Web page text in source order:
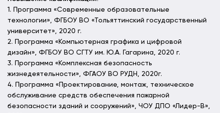
1. Программа «Современные образовательные
технологии», ФГБОУ ВО «Тольяттинский государственный
университет», 2020 г.
2. Программа «Компьютерная графика и цифровой
дизайн», ФГБОУ ВО СГТУ им. Ю.А. Гагарина, 2020 г.
3. Программа «Комплексная безопасность
жизнедеятельности», ФГАОУ ВО РУДН, 2020г.
4. Программа «Проектирование, монтаж, техническое
обслуживание средств обеспечения пожарной
безопасности зданий и сооружений», ЧОУ ДПО «Лидер-В»,